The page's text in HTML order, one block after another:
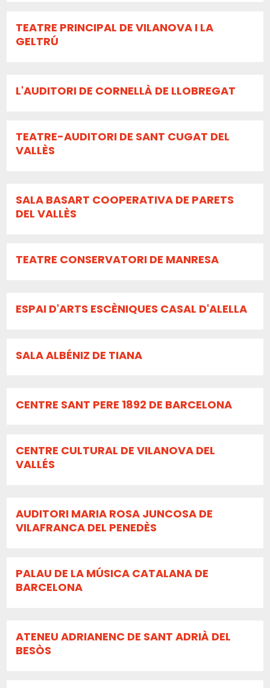
TEATRE PRINCIPAL DE VILANOVA I LA
GELTRÚ
L'AUDITORI DE CORNELLÀ DE LLOBREGAT
TEATRE-AUDITORI DE SANT CUGAT DEL
VALLÈS
SALA BASART COOPERATIVA DE PARETS
DEL VALLÈS
TEATRE CONSERVATORI DE MANRESA
ESPAI D'ARTS ESCÈNIQUES CASAL D'ALELLA
SALA ALBÉNIZ DE TIANA
CENTRE SANT PERE 1892 DE BARCELONA
CENTRE CULTURAL DE VILANOVA DEL
VALLÉS
AUDITORI MARIA ROSA JUNCOSA DE
VILAFRANCA DEL PENEDÈS
PALAU DE LA MÚSICA CATALANA DE
BARCELONA
ATENEU ADRIANENC DE SANT ADRIÀ DEL
BESÒS